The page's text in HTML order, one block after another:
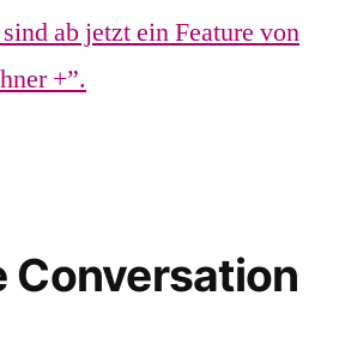
ab jetzt ein Feature von
+”.
Conversation